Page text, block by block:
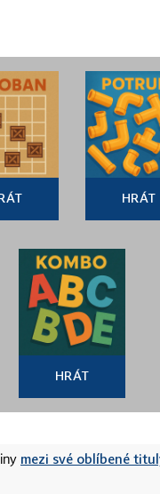
HRÁT
HRÁT
mezi své oblíbené